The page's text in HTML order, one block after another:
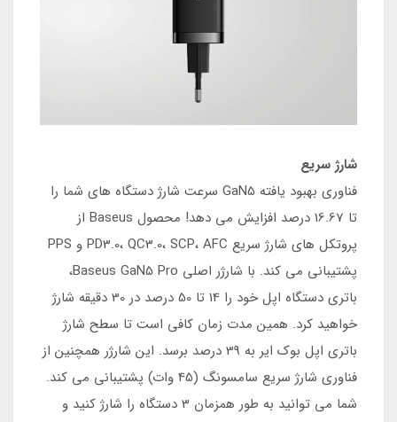
شارژ سریع
فناوری بهبود یافته GaN5 سرعت شارژ دستگاه های شما را
تا 16.67 درصد افزایش می دهد! محصول Baseus از
پروتکل های شارژ سریع PD3.0، QC3.0، SCP، AFC و PPS
پشتیبانی می کند. با شارژر اصلی Baseus GaN5 Pro،
باتری دستگاه اپل خود را 14 تا 50 درصد در 30 دقیقه شارژ
خواهید کرد. همین مدت زمان کافی است تا سطح شارژ
باتری اپل بوک ایر به 39 درصد برسد. این شارژر همچنین از
فناوری شارژ سریع سامسونگ (45 وات) پشتیبانی می کند.
شما می توانید به طور همزمان 3 دستگاه را شارژ کنید و